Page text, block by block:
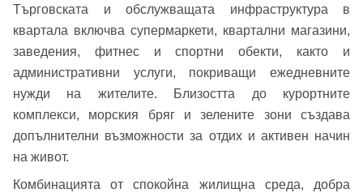
Вход като гост
или използвай профил
Вход с Google
Вход с Facebook
Търговската и обслужващата инфраструктура в
квартала включва супермаркети, квартални магазини,
заведения, фитнес и спортни обекти, както и
административни услуги, покриващи ежедневните
нужди на жителите. Близостта до курортните
комплекси, морския бряг и зелените зони създава
допълнителни възможности за отдих и активен начин
на живот.
Комбинацията от спокойна жилищна среда, добра
Заяви оглед